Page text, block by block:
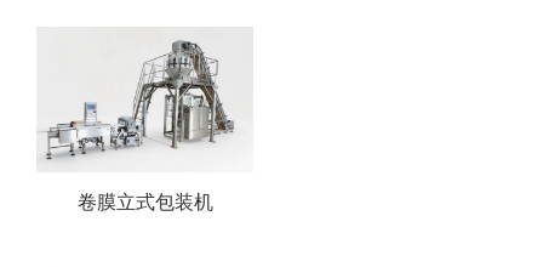
卷膜立式包装机